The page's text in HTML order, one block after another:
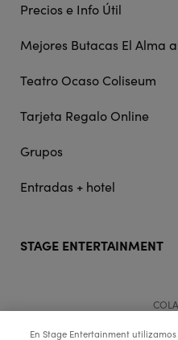
Precios e Info Útil
Mejores Butacas El Alma
Teatro Ocaso Coliseum
Tarjeta Regalo Online
Grupos
Entradas + hotel
STAGE ENTERTAINMENT
En Stage Entertainment